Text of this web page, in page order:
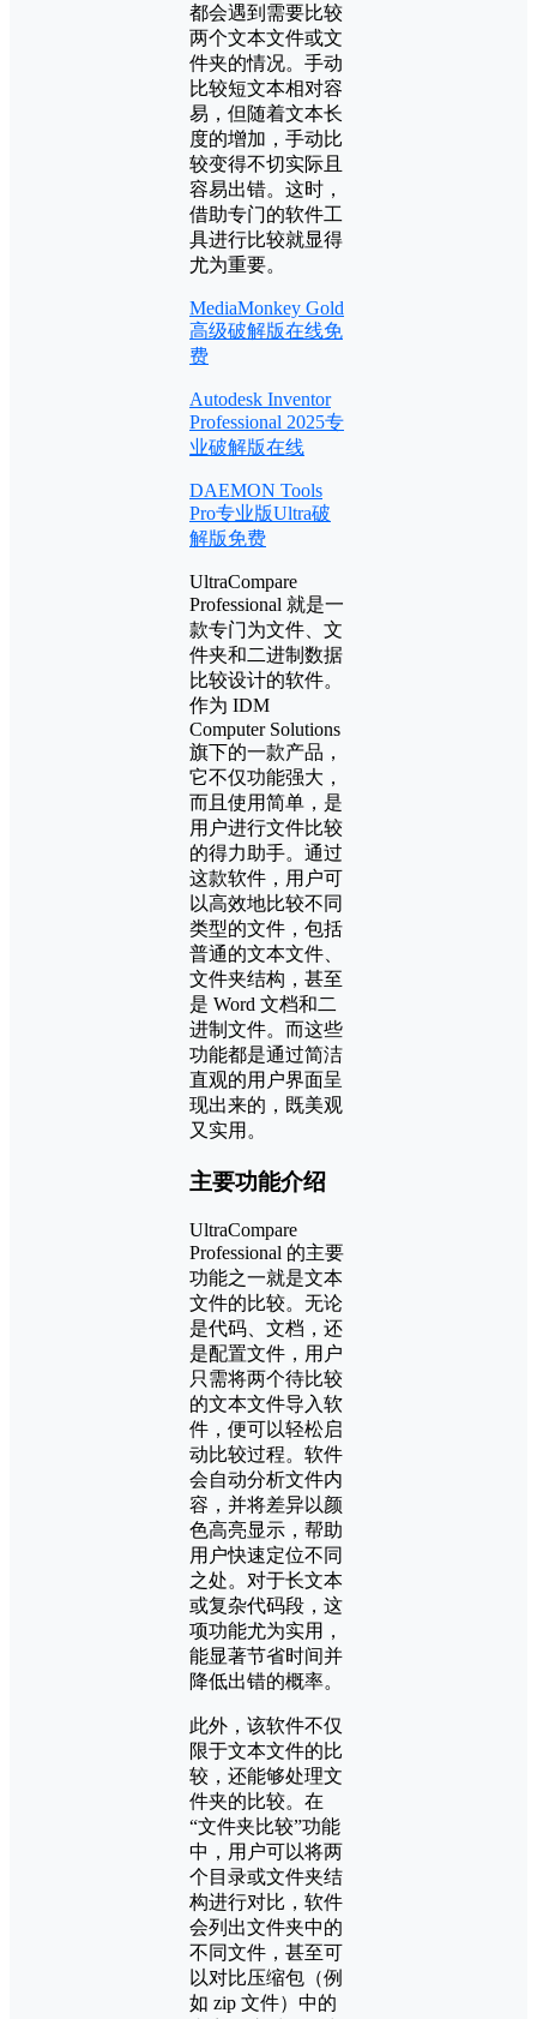
都会遇到需要比较
两个文本文件或文
件夹的情况。手动
比较短文本相对容
易，但随着文本长
度的增加，手动比
较变得不切实际且
容易出错。这时，
借助专门的软件工
具进行比较就显得
尤为重要。
MediaMonkey Gold
高级破解版在线免
费
Autodesk Inventor
Professional 2025专
业破解版在线
DAEMON Tools
Pro专业版Ultra破
解版免费
UltraCompare
Professional 就是一
款专门为文件、文
件夹和二进制数据
比较设计的软件。
作为 IDM
Computer Solutions
旗下的一款产品，
它不仅功能强大，
而且使用简单，是
用户进行文件比较
的得力助手。通过
这款软件，用户可
以高效地比较不同
类型的文件，包括
普通的文本文件、
文件夹结构，甚至
是 Word 文档和二
进制文件。而这些
功能都是通过简洁
直观的用户界面呈
现出来的，既美观
又实用。
主要功能介绍
UltraCompare
Professional 的主要
功能之一就是文本
文件的比较。无论
是代码、文档，还
是配置文件，用户
只需将两个待比较
的文本文件导入软
件，便可以轻松启
动比较过程。软件
会自动分析文件内
容，并将差异以颜
色高亮显示，帮助
用户快速定位不同
之处。对于长文本
或复杂代码段，这
项功能尤为实用，
能显著节省时间并
降低出错的概率。
此外，该软件不仅
限于文本文件的比
较，还能够处理文
件夹的比较。在
“文件夹比较”功能
中，用户可以将两
个目录或文件夹结
构进行对比，软件
会列出文件夹中的
不同文件，甚至可
以对比压缩包（例
如 zip 文件）中的